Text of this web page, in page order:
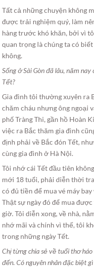
Tất cả những chuyện không
được trải nghiệm quý, làm
hàng trước khó khăn, bởi vì
quan trọng là chúng ta có
không.
Sống ở Sài Gòn đã lâu, năm
Tết?
Gia đình tôi thường xuyên ra
chăm cháu nhưng ông ngoại
phố Tràng Thi, gần hồ Hoàn
việc ra Bắc thăm gia đình
định phải về Bắc đón Tết,
cùng gia đình ở Hà Nội.
Tôi nhớ cái Tết đầu tiên
mới 18 tuổi, phải diễn thời
có đủ tiền để mua vé máy
Thật sự ngày đó để mua
giờ. Tôi diễn xong, về nhà,
nhớ mãi và chính vì thế, tôi
trong những ngày Tết.
Chị từng chia sẻ về tuổi thơ
đến. Có nguyên nhân đặc biệt gì